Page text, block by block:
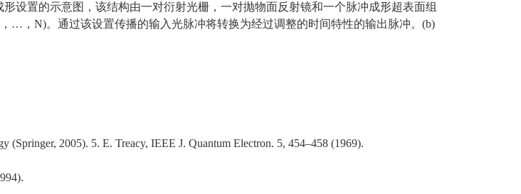
设置的示意图，该结构由一对衍射光栅，一对抛物面反射镜和一个脉冲成形超表面组
， … ， N)。通过该设置传播的输入光脉冲将转换为经过调整的时间特性的输出脉冲。 (b)
(Springer, 2005). 5. E. Treacy, IEEE J. Quantum Electron. 5, 454–458 (1969).